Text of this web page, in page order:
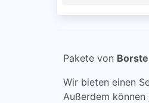
Pakete von
Wir bieten einen
Außerdem